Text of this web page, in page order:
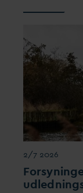
2/7 2026